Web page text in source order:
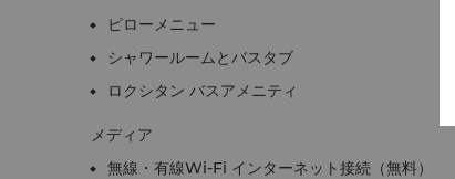
ピローメニュー
シャワールームとバスタブ
ロクシタン バスアメニティ
メディア
無線・有線Wi-Fi インターネット接続（無料）